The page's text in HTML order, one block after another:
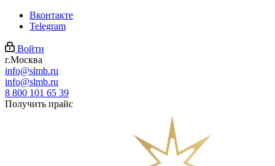
Вконтакте
Telegram
Войти
г.Москва
info@slmb.ru
info@slmb.ru
8 800 101 65 39
Получить прайс